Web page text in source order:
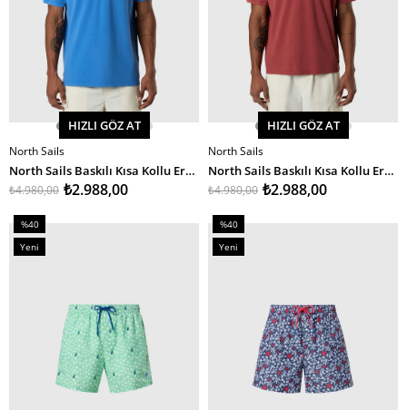
SEPETE EKLE
HIZLI GÖZ AT
North Sails
North Sails Baskılı Kısa Kollu Erkek Polo Yaka T-Shirt
₺2.988,00
₺4.980,00
SEPETE EKLE
HIZLI GÖZ AT
North Sails
North Sails Baskılı Kısa Kollu Erkek Polo Yaka T-Shirt
₺2.988,00
₺4.980,00
%40
İndirim
%40İndirim
Yeni
%40
İndirim
%40İndirim
Yeni